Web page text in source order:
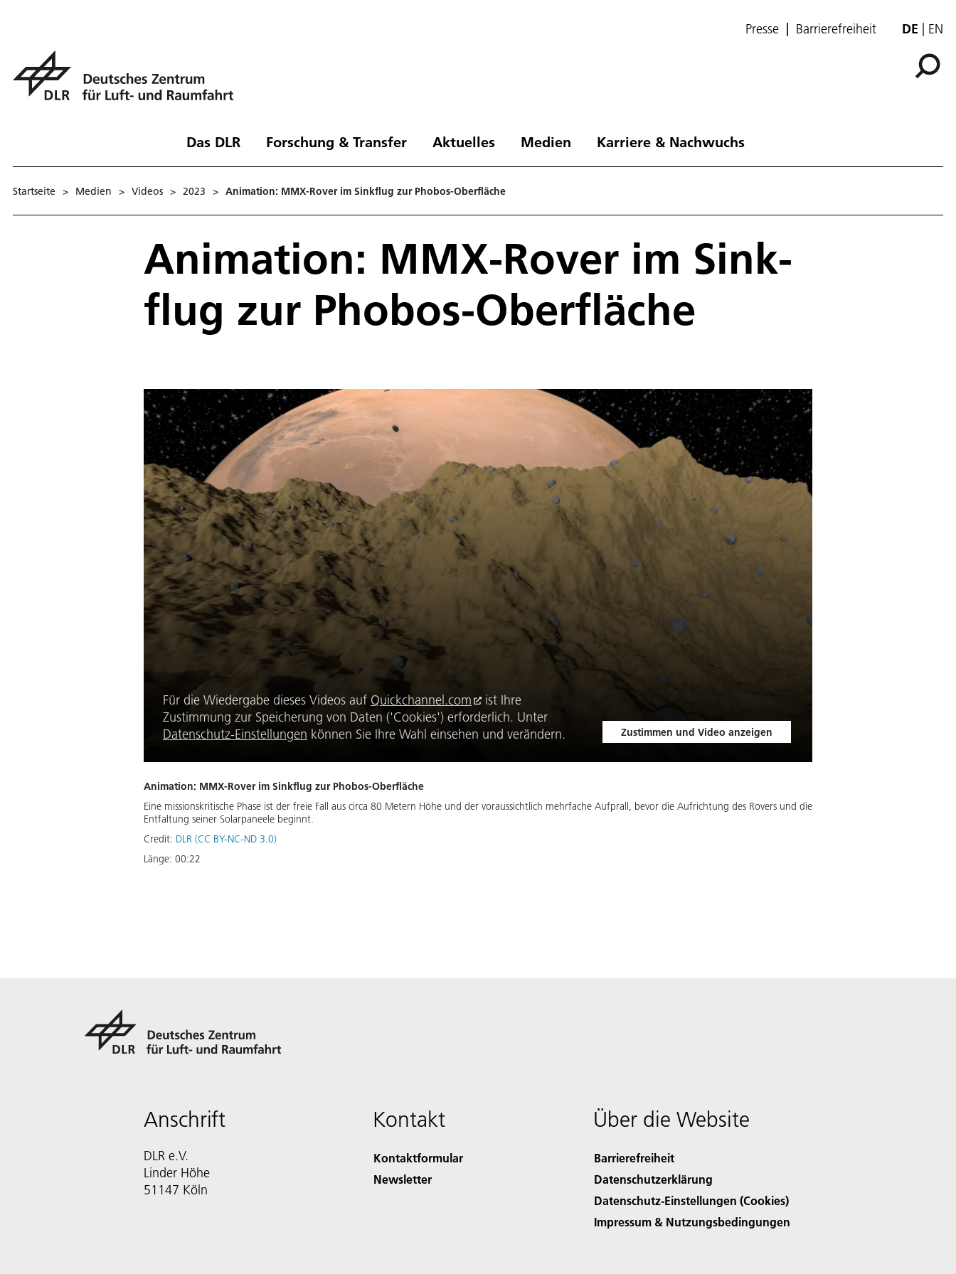
Presse Barrierefreiheit DE EN
Das DLR Forschung & Transfer Aktuelles Medien Karriere & Nachwuchs
Startseite > Medien > Videos > 2023 > Animation: MMX-Ro­ver im Sink­flug zur Pho­bos-Ober­flä­che
Animation: MMX-Ro­ver im Sink­
flug zur Pho­bos-Ober­flä­che
Für die Wiedergabe dieses Videos auf Quickchannel.com
ist Ihre
Zustimmung zur Speicherung von Daten ('Cookies') erforderlich. Unter
Datenschutz-Einstellungen können Sie Ihre Wahl einsehen und verändern. Zustimmen und Video anzeigen
Animation: MMX-Ro­ver im Sink­flug zur Pho­bos-Ober­flä­che
Eine missionskritische Phase ist der freie Fall aus circa 80 Metern Höhe und der voraussichtlich mehrfache Aufprall, bevor die Aufrichtung des Rovers und die
Entfaltung seiner Solarpaneele beginnt.
Credit: DLR (CC BY-NC-ND 3.0)
Länge: 00:22
Anschrift
DLR e.V.
Linder Höhe
51147 Köln
Kontakt
Kontaktformular
Newsletter
Über die Website
Barrierefreiheit
Datenschutzerklärung
Datenschutz-Einstellungen (Cookies)
Impressum & Nutzungsbedingungen